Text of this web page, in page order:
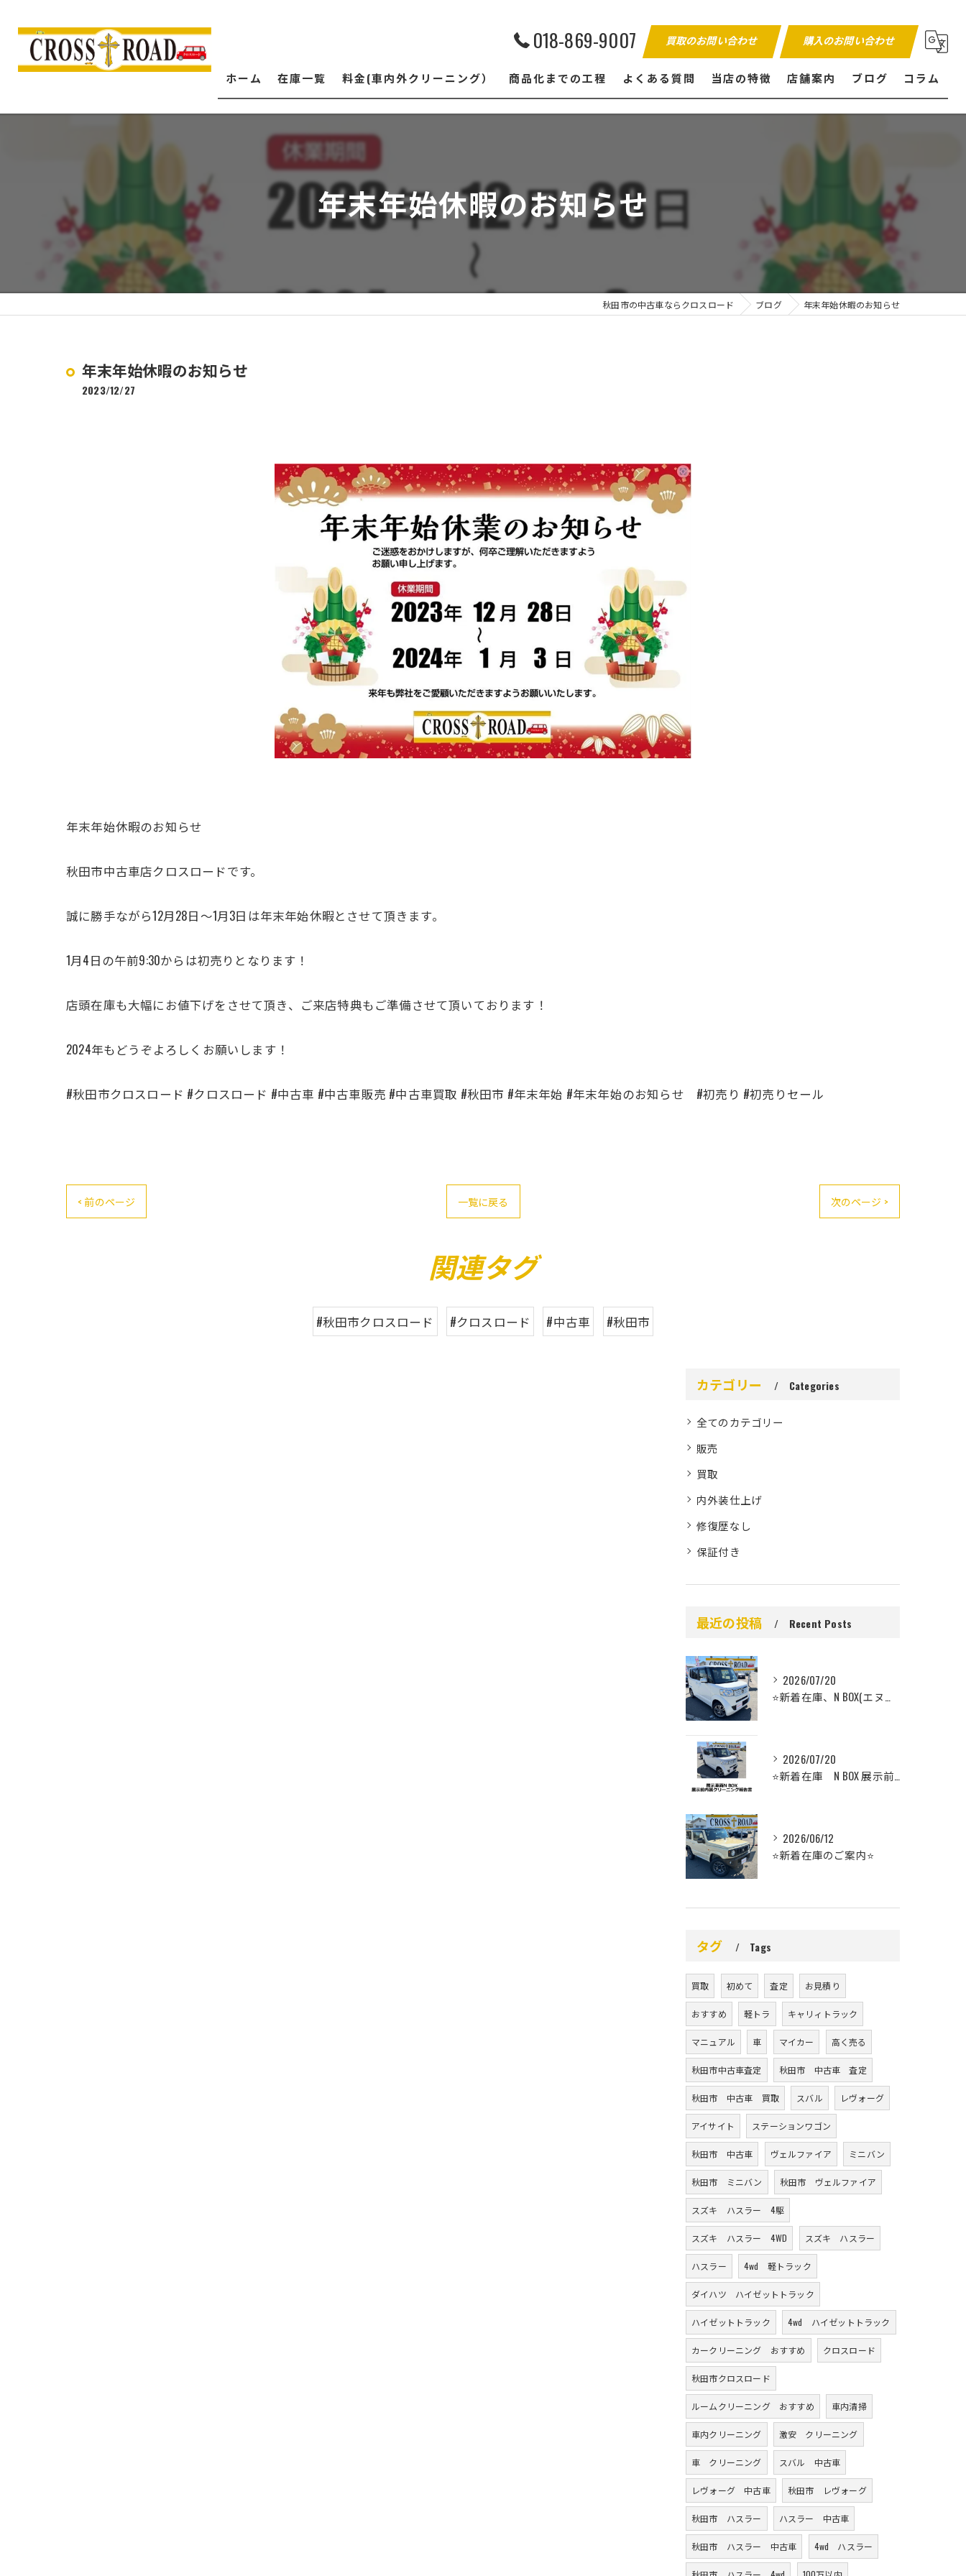
018-869-9007 買取のお問い合わせ 購入のお問い合わせ
ホーム 在庫一覧 料金(車内外クリーニング） 商品化までの工程 よくある質問 当店の特徴
保証付き
店舗案内 ブログ コラム
年末年始休暇のお知らせ
秋田市の中古車ならクロスロード ブログ 年末年始休暇のお知らせ
年末年始休暇のお知らせ
2023/12/27
年末年始休暇のお知らせ
秋田市中古車店クロスロードです。
誠に勝手ながら12月28日〜1月3日は年末年始休暇とさせて頂きます。
1月4日の午前9:30からは初売りとなります！
店頭在庫も大幅にお値下げをさせて頂き、ご来店特典もご準備させて頂いております！
2024年もどうぞよろしくお願いします！
#秋田市クロスロード #クロスロード #中古車 #中古車販売 #中古車買取 #秋田市 #年末年始 #年末年始のお知らせ #初売り #初売りセール
< 前のページ 一覧に戻る 次のページ >
関連タグ
#秋田市クロスロード #クロスロード #中古車 #秋田市
カテゴリー Categories
全てのカテゴリー
販売
買取
内外装仕上げ
修復歴なし
保証付き
最近の投稿 Recent Posts
2026/07/20
⭐️新着在庫、N BOX(エヌボックス）のご案内⭐️
2026/07/20
⭐️新着在庫 N BOX 展示前車内クリーニング⭐️
2026/06/12
⭐️新着在庫のご案内⭐️
タグ Tags
買取 初めて 査定 お見積り
おすすめ 軽トラ キャリィトラック
マニュアル 車 マイカー 高く売る
秋田市中古車査定 秋田市 中古車 査定
秋田市 中古車 買取 スバル レヴォーグ
アイサイト ステーションワゴン
秋田市 中古車 ヴェルファイア ミニバン
秋田市 ミニバン 秋田市 ヴェルファイア
スズキ ハスラー 4駆
スズキ ハスラー 4WD スズキ ハスラー
ハスラー 4wd 軽トラック
ダイハツ ハイゼットトラック
ハイゼットトラック 4wd ハイゼットトラック
カークリーニング おすすめ クロスロード
秋田市クロスロード
ルームクリーニング おすすめ 車内清掃
車内クリーニング 激安 クリーニング
車 クリーニング スバル 中古車
レヴォーグ 中古車 秋田市 レヴォーグ
秋田市 ハスラー ハスラー 中古車
秋田市 ハスラー 中古車 4wd ハスラー